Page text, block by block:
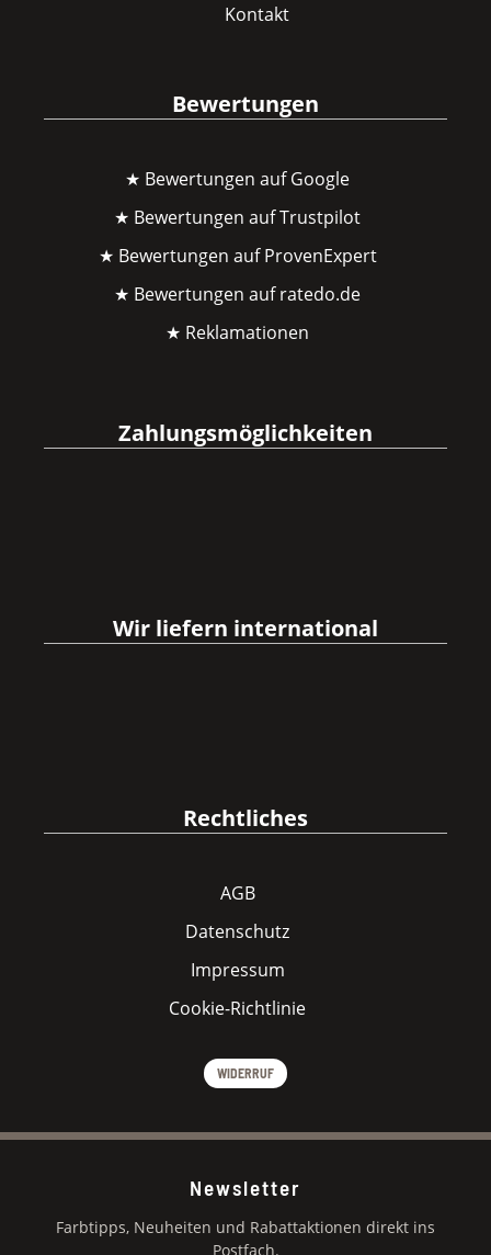
Kontakt
Bewertungen
★ Bewertungen auf Google
★ Bewertungen auf Trustpilot
★ Bewertungen auf ProvenExpert
★ Bewertungen auf ratedo.de
★ Reklamationen
Zahlungsmöglichkeiten
Wir liefern international
Rechtliches
AGB
Datenschutz
Impressum
Cookie-Richtlinie
WIDERRUF
Newsletter
Farbtipps, Neuheiten und Rabattaktionen direkt ins
Postfach.